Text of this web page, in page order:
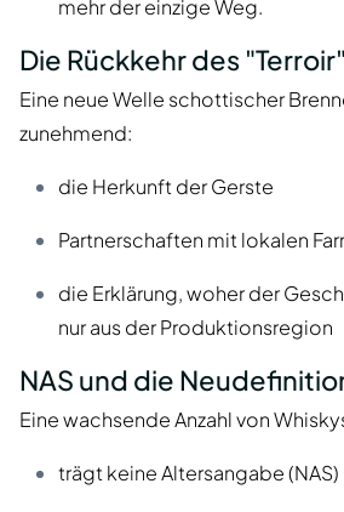
mehr der einzige Weg.
Die Rückkehr des "Terroir"
Eine neue Welle schottischer
zunehmend:
die Herkunft der Gerste
Partnerschaften mit lokalen
die Erklärung, woher der
nur aus der Produktionsregion
NAS und die
Eine wachsende Anzahl von
trägt keine Altersangabe (NAS)